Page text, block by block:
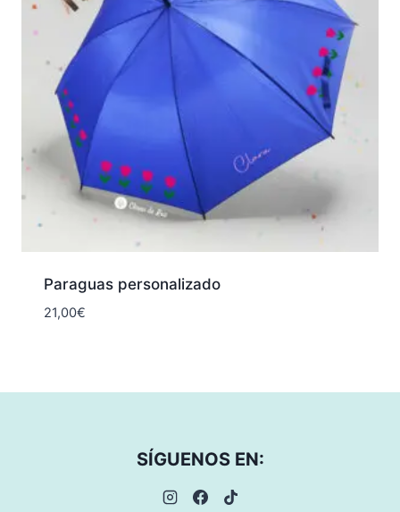
Paraguas personalizado
21,00€
SÍGUENOS EN: